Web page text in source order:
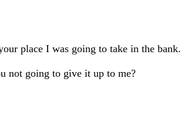
place I was going to take in the bank.
not going to give it up to me?